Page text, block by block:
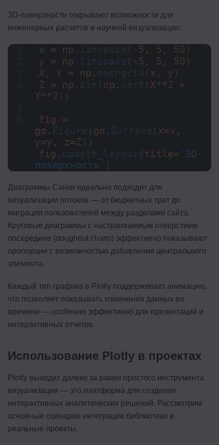
3D-поверхности открывают возможности для
инженерных расчетов и научной визуализации:
x = np. linspace -5 , 5 , 50
y = np. linspace -5 , 5 , 50
X, Y = np. meshgrid x, y
Z = np. sin np. sqrt X**2 +
Y**2
fig =
go. Figure go. Surface
x=x,
y=y, z=Z
fig. update_layout title= '3D-
поверхность'
Диаграммы Санки идеально подходят для
визуализации потоков — от бюджетных трат до
миграции пользователей между разделами сайта.
Круговые диаграммы с настраиваемым отверстием
посередине (doughnut charts) эффективно показывают
пропорции с возможностью добавления центрального
элемента.
Каждый тип графика в Plotly поддерживает анимацию,
что позволяет показывать изменения данных во
времени — особенно эффективно для презентаций и
интерактивных отчетов.
Использование Plotly в проектах
Plotly выходит далеко за рамки простого инструмента
визуализации — это платформа для создания
интерактивных аналитических решений. Рассмотрим
основные сценарии интеграции библиотеки в
реальные проекты.